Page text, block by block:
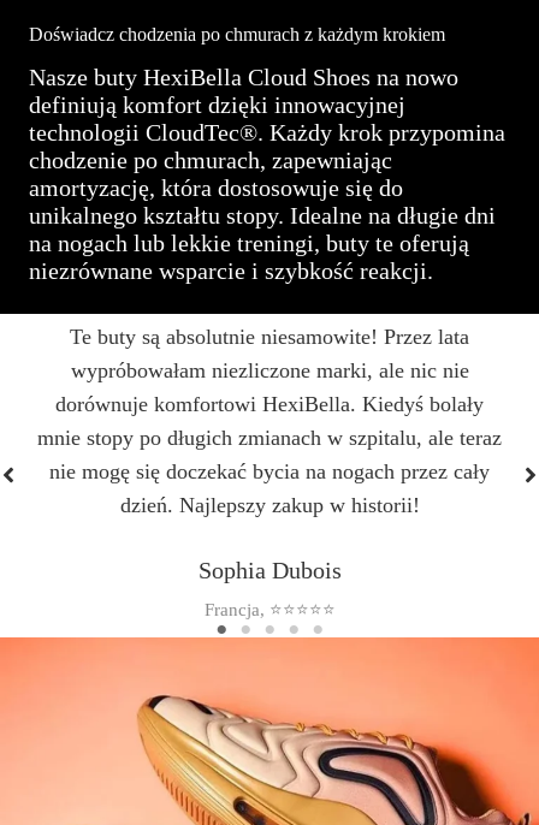
Doświadcz chodzenia po chmurach z każdym krokiem
Nasze buty HexiBella Cloud Shoes na nowo
definiują komfort dzięki innowacyjnej
technologii CloudTec®. Każdy krok przypomina
chodzenie po chmurach, zapewniając
amortyzację, która dostosowuje się do
unikalnego kształtu stopy. Idealne na długie dni
na nogach lub lekkie treningi, buty te oferują
niezrównane wsparcie i szybkość reakcji.
Te buty są absolutnie niesamowite! Przez lata
wypróbowałam niezliczone marki, ale nic nie
dorównuje komfortowi HexiBella. Kiedyś bolały
mnie stopy po długich zmianach w szpitalu, ale teraz
nie mogę się doczekać bycia na nogach przez cały
dzień. Najlepszy zakup w historii!
Sophia Dubois
Francja, ⭐⭐⭐⭐⭐